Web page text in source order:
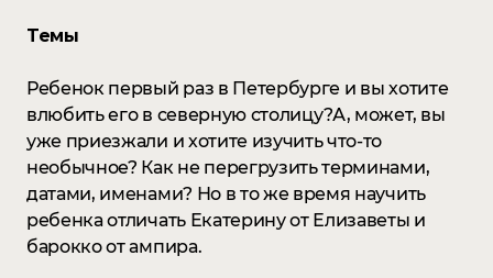
Темы
Ребенок первый раз в Петербурге и вы хотите
влюбить его в северную столицу?А, может, вы
уже приезжали и хотите изучить что-то
необычное? Как не перегрузить терминами,
датами, именами? Но в то же время научить
ребенка отличать Екатерину от Елизаветы и
барокко от ампира.